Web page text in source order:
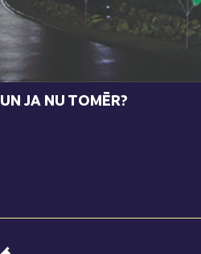
UN JA NU TOMĒR?